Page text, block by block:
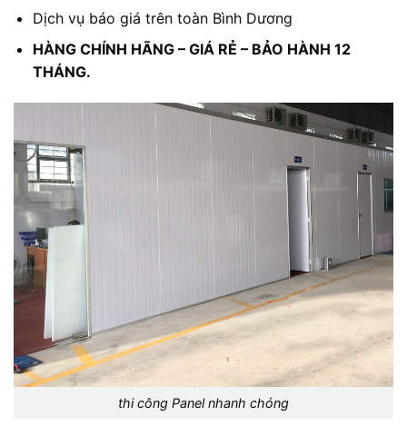
Dịch vụ báo giá trên toàn Bình Dương
HÀNG CHÍNH HÃNG – GIÁ RẺ – BẢO HÀNH 12
THÁNG.
thi công Panel nhanh chóng